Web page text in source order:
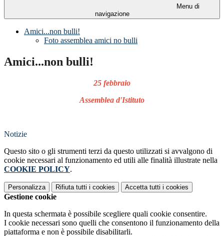
Menu di
navigazione
Amici...non bulli!
Foto assemblea amici no bulli
Amici...non bulli!
25 febbraio
Assemblea d'Istituto
Notizie
Questo sito o gli strumenti terzi da questo utilizzati si avvalgono di
cookie necessari al funzionamento ed utili alle finalità illustrate nella
COOKIE POLICY.
Personalizza Rifiuta tutti i cookies Accetta tutti i cookies
Gestione cookie
In questa schermata è possibile scegliere quali cookie consentire.
I cookie necessari sono quelli che consentono il funzionamento della
piattaforma e non è possibile disabilitarli.